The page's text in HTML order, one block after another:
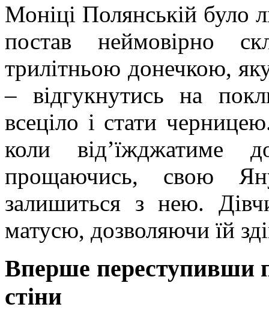
Моніці Полянській було
постав неймовірно
трилітньою донечкою,
– відгукнутись на
всеціло і стати
коли від’їжджатиме
прощаючись, свою
залишиться з нею.
матусю, дозволяючи їй
Вперше переступивши
стіни